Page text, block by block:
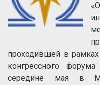
проходившей в
конгрессного
середине мая в